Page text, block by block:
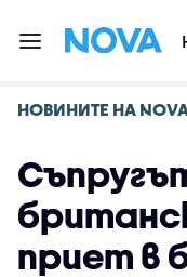
НОВИНИТЕ НА
приет в